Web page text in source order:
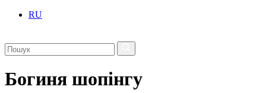
RU
Богиня шопінгу